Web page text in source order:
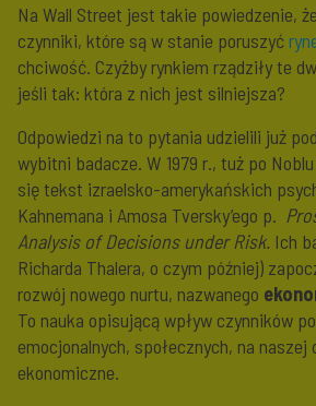
Na Wall Street jest takie powiedzenie,
czynniki, które są w stanie poruszyć
chciwość. Czyżby rynkiem rządziły te
jeśli tak: która z nich jest silniejsza?
Odpowiedzi na to pytania udzielili już
wybitni badacze. W 1979 r., tuż po
się tekst izraelsko-amerykańskich
Kahnemana i Amosa Tversky’ego p.
Analysis of Decisions under Risk. Ich
Richarda Thalera, o czym później)
rozwój nowego nurtu, nazwanego
To nauka opisującą wpływ czynników
emocjonalnych, społecznych, na naszej
ekonomiczne.